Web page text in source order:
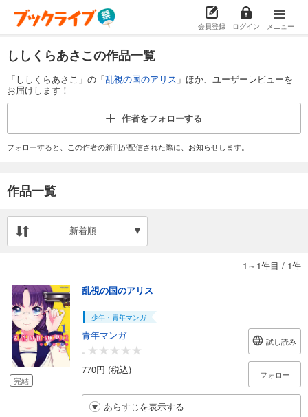
会員登録 ログイン メニュー
ししくらあさこの作品一覧
「ししくらあさこ」の「乱視の国のアリス 」ほか、ユーザーレビューを
お届けします！
作者をフォローする
フォローすると、この作者の新刊が配信された際に、お知らせします。
作品一覧
新着順
1～1件目 / 1件
完結
乱視の国のアリス
少年・青年マンガ
青年マンガ
-
770円 (税込)
試し読み
フォロー
あらすじを表示する